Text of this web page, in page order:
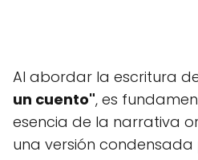
Al abordar la escritura
un cuento", es
esencia de la narrativa
una versión